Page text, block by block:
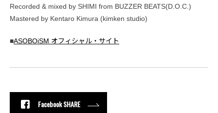
Recorded & mixed by SHIMI from BUZZER BEATS(D.O.C.)
Mastered by Kentaro Kimura (kimken studio)
■ASOBOiSM オフィシャル・サイト
Facebook SHARE